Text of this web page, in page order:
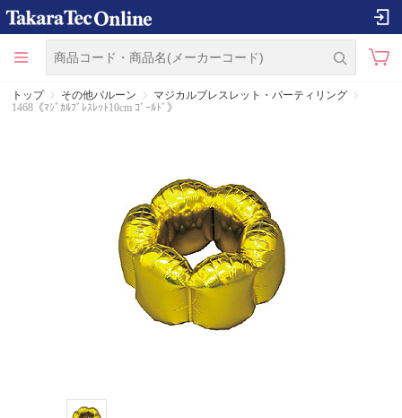
トップ その他バルーン
マジカルブレスレット・パーティリング
1468《ﾏｼﾞｶﾙﾌﾞﾚｽﾚｯﾄ10cm ｺﾞｰﾙﾄﾞ》